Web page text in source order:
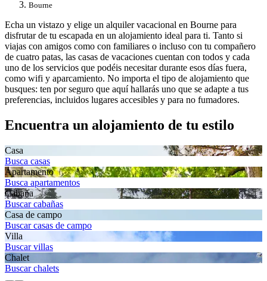
Bourne
Echa un vistazo y elige un alquiler vacacional en Bourne para
disfrutar de tu escapada en un alojamiento ideal para ti. Tanto si
viajas con amigos como con familiares o incluso con tu compañero
de cuatro patas, las casas de vacaciones cuentan con todos y cada
uno de los servicios que podéis necesitar durante esos días fuera,
como wifi y aparcamiento. No importa el tipo de alojamiento que
busques: ten por seguro que aquí hallarás uno que se adapte a tus
preferencias, incluidos lugares accesibles y para no fumadores.
Encuentra un alojamiento de tu estilo
Casa
Busca casas
Apartamento
Busca apartamentos
Cabaña
Buscar cabañas
Casa de campo
Buscar casas de campo
Villa
Buscar villas
Chalet
Buscar chalets